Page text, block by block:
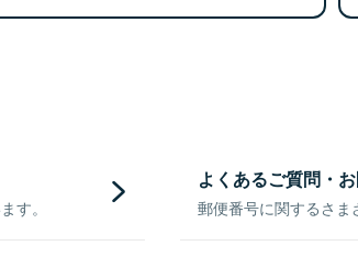
す。
よくあるご質問・
郵便番号に関するさま